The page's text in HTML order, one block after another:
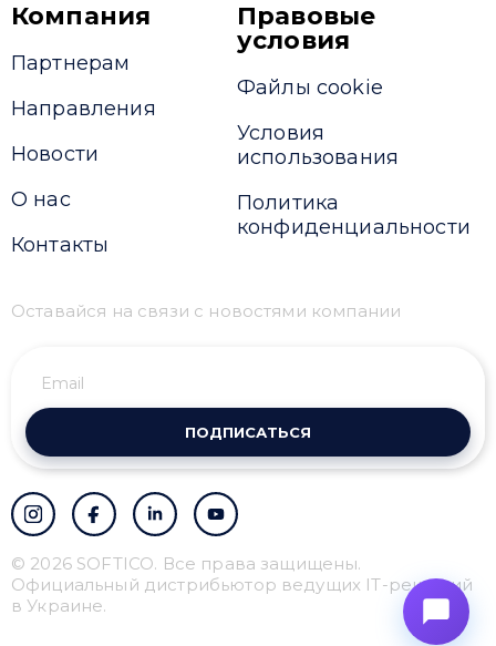
Компания
Партнерам
Направления
Новости
О нас
Контакты
Правовые
условия
Файлы cookie
Условия
использования
Политика
конфиденциальности
Оставайся на связи с новостями компании
ПОДПИСАТЬСЯ
© 2026 SOFTICO. Все права защищены.
Официальный дистрибьютор ведущих IT-решений
в Украине.
Надіслати повідомлення